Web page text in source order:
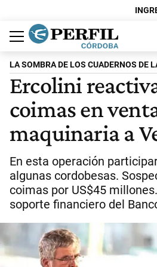
Política
Economía
Judiciales
Sociedad
Cultura
Espectáculos
Deportes
Protagonistas
LA SOMBRA DE LOS CUADERNOS DE
Ercolini
coimas en
maquinaria a
En esta operación
algunas cordobesas.
coimas por US$45
soporte financiero del